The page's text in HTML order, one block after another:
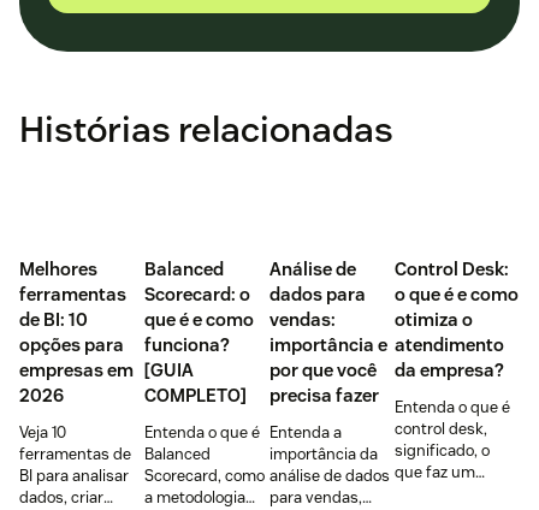
Histórias relacionadas
Melhores
ferramentas
de BI: 10
opções para
empresas em
2026
Veja 10
ferramentas de
BI para analisar
dados, criar
Balanced
Scorecard: o
que é e como
funciona?
[GUIA
COMPLETO]
Entenda o que é
Balanced
Scorecard, como
a metodologia
Análise de
dados para
vendas:
importância e
por que você
precisa fazer
Entenda a
importância da
análise de dados
para vendas,
Control Desk:
o que é e como
otimiza o
atendimento
da empresa?
Entenda o que é
control desk,
significado, o
que faz um